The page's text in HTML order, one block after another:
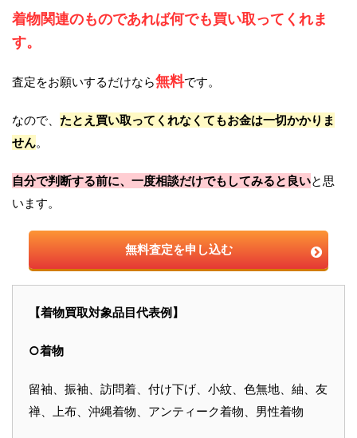
着物関連のものであれば何でも買い取ってくれま
す。
査定をお願いするだけなら無料です。
なので、 たとえ買い取ってくれなくてもお金は一切かかりま
せん。
自分で判断する前に、一度相談だけでもしてみると良いと思
います。
無料査定を申し込む
【着物買取対象品目代表例】
○着物
留袖、振袖、訪問着、付け下げ、小紋、色無地、紬、友
禅、上布、沖縄着物、アンティーク着物、男性着物